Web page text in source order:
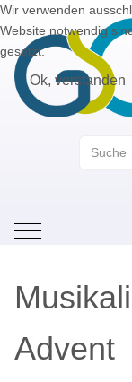
Mobile Menu
Advent
Wir verwenden
Website notwendig
gesetzt.
Ok, verstanden